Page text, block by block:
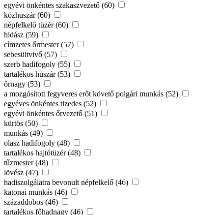
egyévi önkéntes szakaszvezető (60)
közhuszár (60)
népfelkelő tüzér (60)
hidász (59)
címzetes őrmester (57)
sebesültvivő (57)
szerb hadifogoly (55)
tartalékos huszár (53)
őrnagy (53)
a mozgósított fegyveres erőt követő polgári munkás (52)
egyéves önkéntes tizedes (52)
egyévi önkéntes őrvezető (51)
kürtös (50)
munkás (49)
olasz hadifogoly (48)
tartalékos hajtótüzér (48)
tűzmester (48)
lövész (47)
hadiszolgálatra bevonult népfelkelő (46)
katonai munkás (46)
századdobos (46)
tartalékos főhadnagy (46)